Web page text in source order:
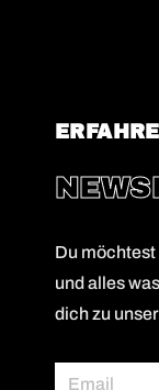
Du
und alles
dich zu